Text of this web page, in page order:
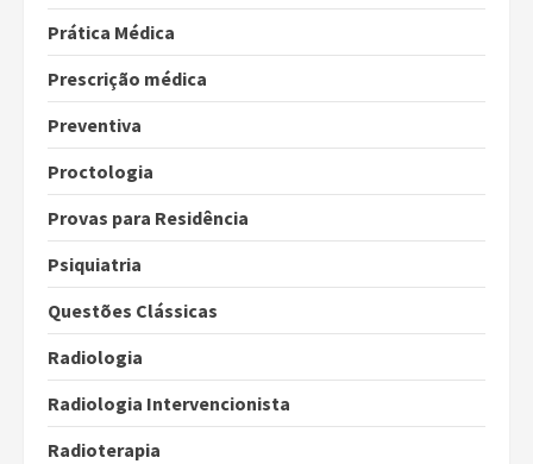
Prática Médica
Prescrição médica
Preventiva
Proctologia
Provas para Residência
Psiquiatria
Questões Clássicas
Radiologia
Radiologia Intervencionista
Radioterapia